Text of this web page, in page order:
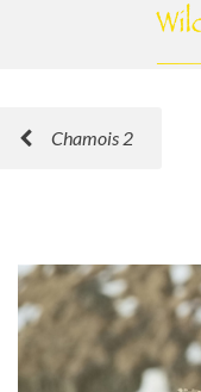
Chamois 2